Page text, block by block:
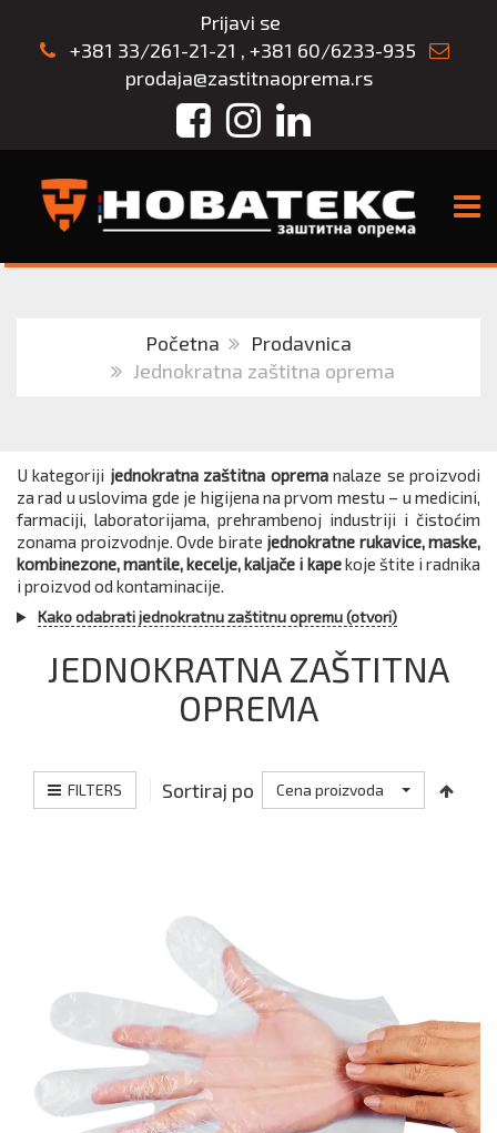
Prijavi se
+381 33/261-21-21 , +381 60/6233-935
prodaja@zastitnaoprema.rs
FacebookInstagram
LinkedIn
Početna
Prodavnica
Jednokratna zaštitna oprema
U kategoriji jednokratna zaštitna opremanalaze se proizvodi
za rad u uslovima gde je higijena na prvom mestu – u medicini,
farmaciji, laboratorijama, prehrambenoj industriji i čistoćim
zonama proizvodnje. Ovde birate jednokratne rukavice, maske,
kombinezone, mantile, kecelje, kaljače i kapekoje štite i radnika
i proizvod od kontaminacije.
Kako odabrati jednokratnu zaštitnu opremu (otvori)
JEDNOKRATNA ZAŠTITNA
OPREMA
FILTERS Sortiraj po Cena proizvoda